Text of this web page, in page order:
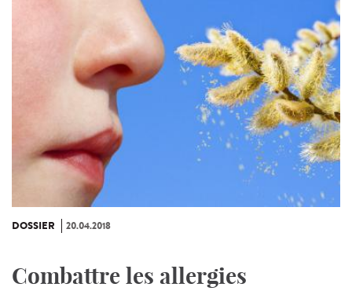
DOSSIER 20.04.2018
Combattre les allergies